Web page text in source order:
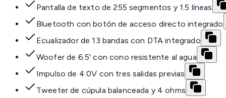
Pantalla de texto de 255 segmentos y 1.5 líneas
Bluetooth con botón de acceso directo integrado
Ecualizador de 13 bandas con DTA integrado
Woofer de 6.5' con cono resistente al agua
Impulso de 4.0V con tres salidas previas
Tweeter de cúpula balanceada y 4 ohms